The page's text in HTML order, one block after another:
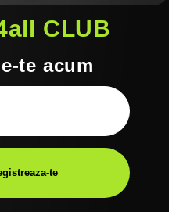
CLUB
te acum